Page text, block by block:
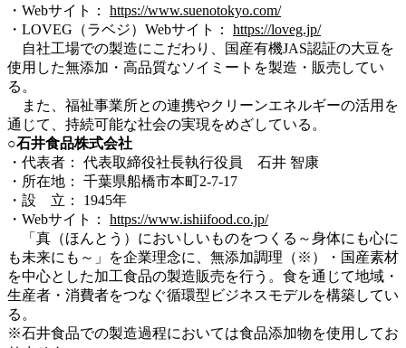
・Webサイト： https://www.suenotokyo.com/
・LOVEG（ラベジ）Webサイト： https://loveg.jp/
自社工場での製造にこだわり、国産有機JAS認証の大豆を
使用した無添加・高品質なソイミートを製造・販売してい
る。
また、福祉事業所との連携やクリーンエネルギーの活用を
通じて、持続可能な社会の実現をめざしている。
○石井食品株式会社
・代表者： 代表取締役社長執行役員 石井 智康
・所在地： 千葉県船橋市本町2-7-17
・設 立： 1945年
・Webサイト： https://www.ishiifood.co.jp/
「真（ほんとう）においしいものをつくる～身体にも心に
も未来にも～」を企業理念に、無添加調理（※）・国産素材
を中心とした加工食品の製造販売を行う。食を通じて地域・
生産者・消費者をつなぐ循環型ビジネスモデルを構築してい
る。
※石井食品での製造過程においては食品添加物を使用してお